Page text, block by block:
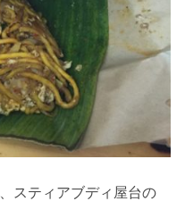
スティアブディ屋台の